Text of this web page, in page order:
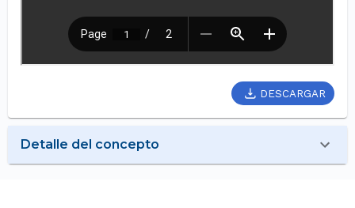
DESCARGAR
Detalle del concepto